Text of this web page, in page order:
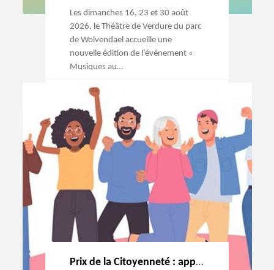
Les dimanches 16, 23 et 30 août
2026, le Théâtre de Verdure du parc
de Wolvendael accueille une
nouvelle édition de l’événement «
Musiques au…
Prix de la Citoyenneté : appel à candidatures !